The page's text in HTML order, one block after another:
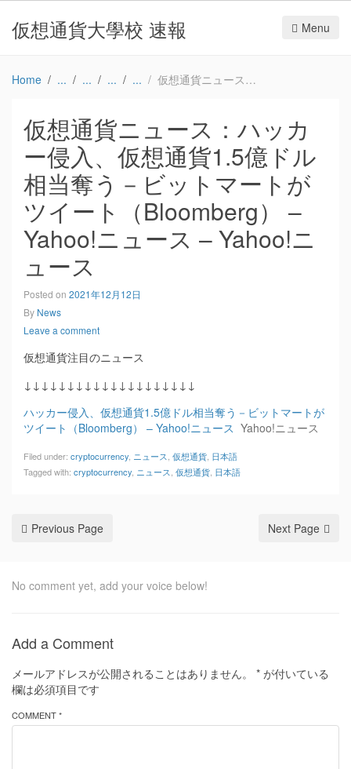
仮想通貨大學校 速報 Menu
Home 仮想通貨ニュース：ハッカー侵入、仮想通貨1.5億ドル相当奪う－ビットマートがツイート（Bloomberg） – Yahoo!ニュース – Yahoo!ニュース
仮想通貨ニュース：ハッカ
ー侵入、仮想通貨1.5億ドル
相当奪う－ビットマートが
ツイート（Bloomberg） –
Yahoo!ニュース – Yahoo!ニ
ュース
Posted on 2021年12月12日
By News
Leave a comment
仮想通貨注目のニュース
↓↓↓↓↓↓↓↓↓↓↓↓↓↓↓↓↓↓↓↓
ハッカー侵入、仮想通貨1.5億ドル相当奪う－ビットマートが
ツイート（Bloomberg） – Yahoo!ニュース Yahoo!ニュース
Filed under: cryptocurrency ニュース 仮想通貨 日本語
Tagged with: cryptocurrency ニュース 仮想通貨 日本語
Previous Page Next Page
No comment yet, add your voice below!
Add a Comment
メールアドレスが公開されることはありません。 * が付いている
欄は必須項目です
COMMENT *